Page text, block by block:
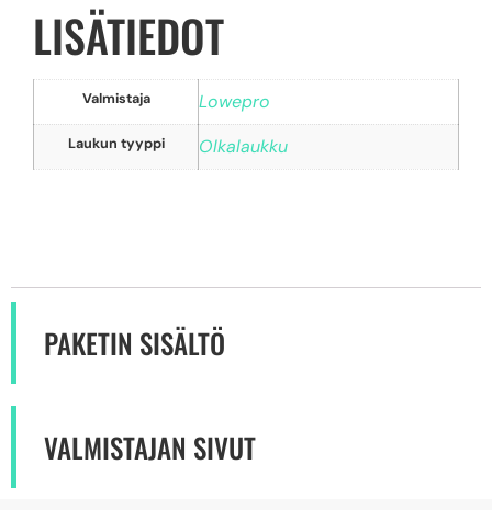
LISÄTIEDOT
Valmistaja Lowepro
Laukun tyyppi Olkalaukku
PAKETIN SISÄLTÖ
VALMISTAJAN SIVUT